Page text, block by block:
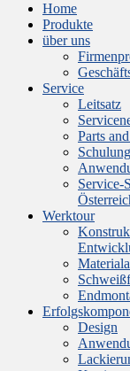
Home
Produkte
über uns
Service
Leitsatz
Parts
Service-
Werktour
Design